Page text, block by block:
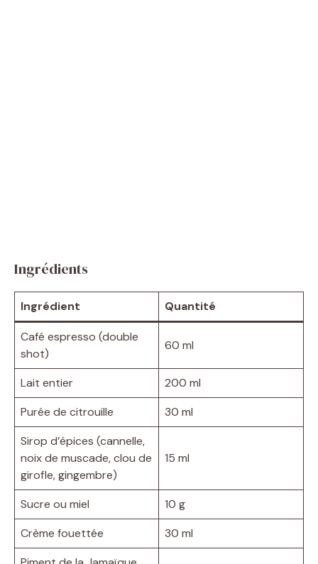
Ingrédients
Ingrédient Quantité
Café espresso (double
shot)
60 ml
Lait entier
200 ml
Purée de citrouille
30 ml
Sirop d’épices (cannelle,
noix de muscade, clou de
girofle, gingembre)
15 ml
Sucre ou miel
10 g
Crème fouettée
30 ml